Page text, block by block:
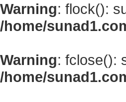
Warning: flock():
/home/
Warning: fclose():
/home/